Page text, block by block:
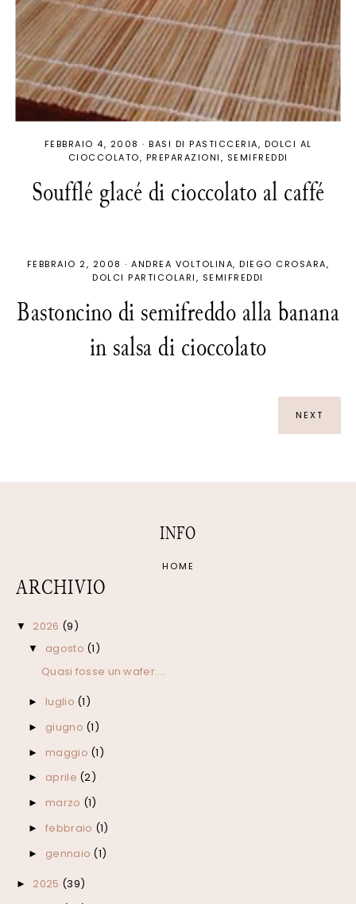
FEBBRAIO 4, 2008 · BASI DI PASTICCERIA
DOLCI AL
CIOCCOLATO
PREPARAZIONI SEMIFREDDI
Soufflé glacé di cioccolato al caffé
FEBBRAIO 2, 2008 · ANDREA VOLTOLINA DIEGO CROSARA
DOLCI PARTICOLARI
SEMIFREDDI
Bastoncino di semifreddo alla banana
in salsa di cioccolato
NEXT
INFO
HOME
ARCHIVIO
▼ 2026 (9)
▼ agosto (1)
Quasi fosse un wafer....
► luglio (1)
► giugno (1)
► maggio (1)
► aprile (2)
► marzo (1)
► febbraio (1)
► gennaio (1)
► 2025 (39)